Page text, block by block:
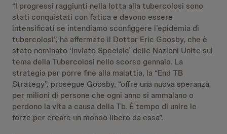
“I progressi raggiunti nella lotta alla tubercolosi sono
stati conquistati con fatica e devono essere
intensificati se intendiamo sconfiggere l’epidemia di
tubercolosi”, ha affermato il Dottor Eric Goosby, che è
stato nominato ‘Inviato Speciale’ delle Nazioni Unite sul
tema della Tubercolosi nello scorso gennaio. La
strategia per porre fine alla malattia, la “End TB
Strategy”, prosegue Goosby, “offre una nuova speranza
per milioni di persone che ogni anno si ammalano o
perdono la vita a causa della Tb. È tempo di unire le
forze per creare un mondo libero da essa”.